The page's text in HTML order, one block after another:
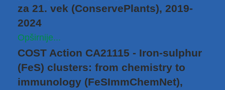
za 21. vek (ConservePlants), 2019-
2024
Opširnije...
COST Action CA21115 - Iron-sulphur
(FeS) clusters: from chemistry to
immunology (FeSImmChemNet),